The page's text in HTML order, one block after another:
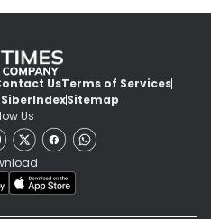
UsTerms of Services
IndexSitemap
Us